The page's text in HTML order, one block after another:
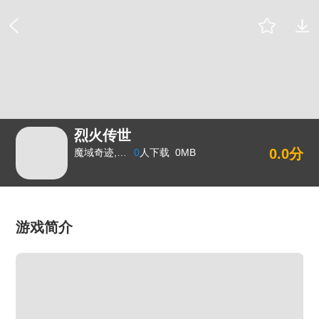
烈火传世
0人下载 0MB 0.0分
游戏简介